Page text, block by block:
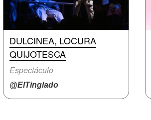
DULCINEA, LOCURA
QUIJOTESCA
Espectáculo
@ElTinglado